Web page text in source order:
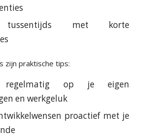
tussentijds met korte
zijn praktische tips:
regelmatig op je eigen
en werkgeluk
proactief met je